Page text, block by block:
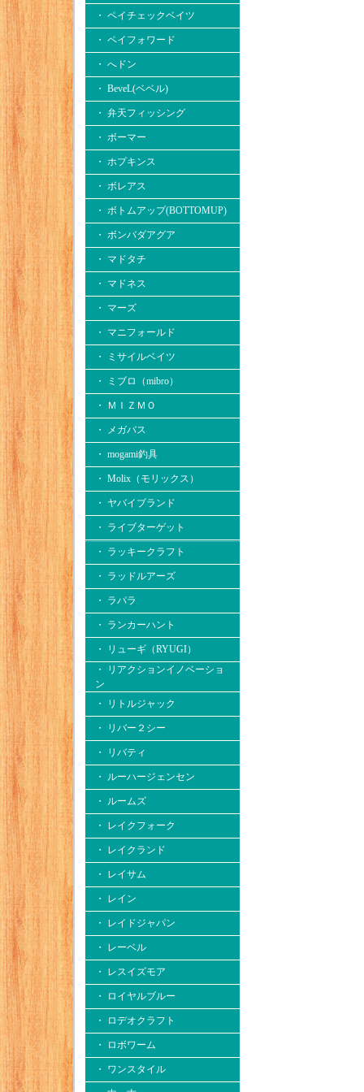
・ ペイチェックベイツ
・ ペイフォワード
・ へドン
・ BeveL(ベベル)
・ 弁天フィッシング
・ ボーマー
・ ホプキンス
・ ボレアス
・ ボトムアップ(BOTTOMUP)
・ ボンバダアグア
・ マドタチ
・ マドネス
・ マーズ
・ マニフォールド
・ ミサイルベイツ
・ ミブロ（mibro）
・ ＭＩＺＭＯ
・ メガバス
・ mogami釣具
・ Molix（モリックス）
・ ヤバイブランド
・ ライブターゲット
・ ラッキークラフト
・ ラッドルアーズ
・ ラパラ
・ ランカーハント
・ リューギ（RYUGI）
・ リアクションイノベーショ
ン
・ リトルジャック
・ リバー２シー
・ リバティ
・ ルーハージェンセン
・ ルームズ
・ レイクフォーク
・ レイクランド
・ レイサム
・ レイン
・ レイドジャパン
・ レーベル
・ レスイズモア
・ ロイヤルブルー
・ ロデオクラフト
・ ロボワーム
・ ワンスタイル